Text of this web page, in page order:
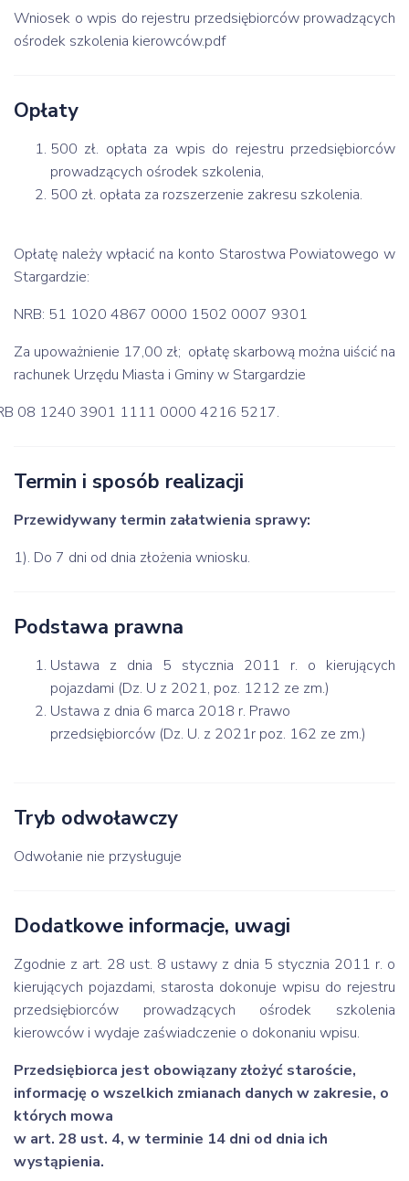
Wniosek o wpis do rejestru przedsiębiorców prowadzących
ośrodek szkolenia kierowców.pdf
Opłaty
500 zł. opłata za wpis do rejestru przedsiębiorców
prowadzących ośrodek szkolenia,
500 zł. opłata za rozszerzenie zakresu szkolenia.
Opłatę należy wpłacić na konto Starostwa Powiatowego w
Stargardzie:
NRB: 51 1020 4867 0000 1502 0007 9301
Za upoważnienie 17,00 zł; opłatę skarbową można uiścić na
rachunek Urzędu Miasta i Gminy w Stargardzie
08 1240 3901 1111 0000 4216 5217.
Termin i sposób realizacji
Przewidywany termin załatwienia sprawy:
1). Do 7 dni od dnia złożenia wniosku.
Podstawa prawna
Ustawa z dnia 5 stycznia 2011 r. o kierujących
pojazdami (Dz. U z 2021, poz. 1212 ze zm.)
Ustawa z dnia 6 marca 2018 r. Prawo
przedsiębiorców (Dz. U. z 2021r poz. 162 ze zm.)
Tryb odwoławczy
Odwołanie nie przysługuje
Dodatkowe informacje, uwagi
Zgodnie z art. 28 ust. 8 ustawy z dnia 5 stycznia 2011 r. o
kierujących pojazdami, starosta dokonuje wpisu do rejestru
przedsiębiorców prowadzących ośrodek szkolenia
kierowców i wydaje zaświadczenie o dokonaniu wpisu.
Przedsiębiorca jest obowiązany złożyć staroście,
informację o wszelkich zmianach danych w zakresie, o
których mowa
w art. 28 ust. 4, w terminie 14 dni od dnia ich
wystąpienia.